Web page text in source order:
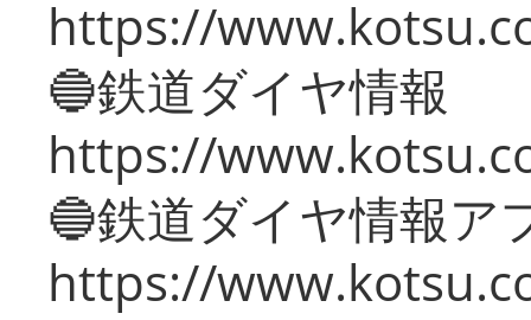
https://
🔵鉄道ダイヤ情報
https://
🔵鉄道ダイヤ情報ア
https://